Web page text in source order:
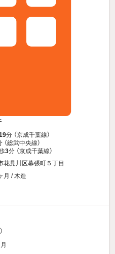
分 （京成千葉線）
（総武中央線）
3分 （京成千葉線）
花見川区幕張町５丁目
月 / 木造